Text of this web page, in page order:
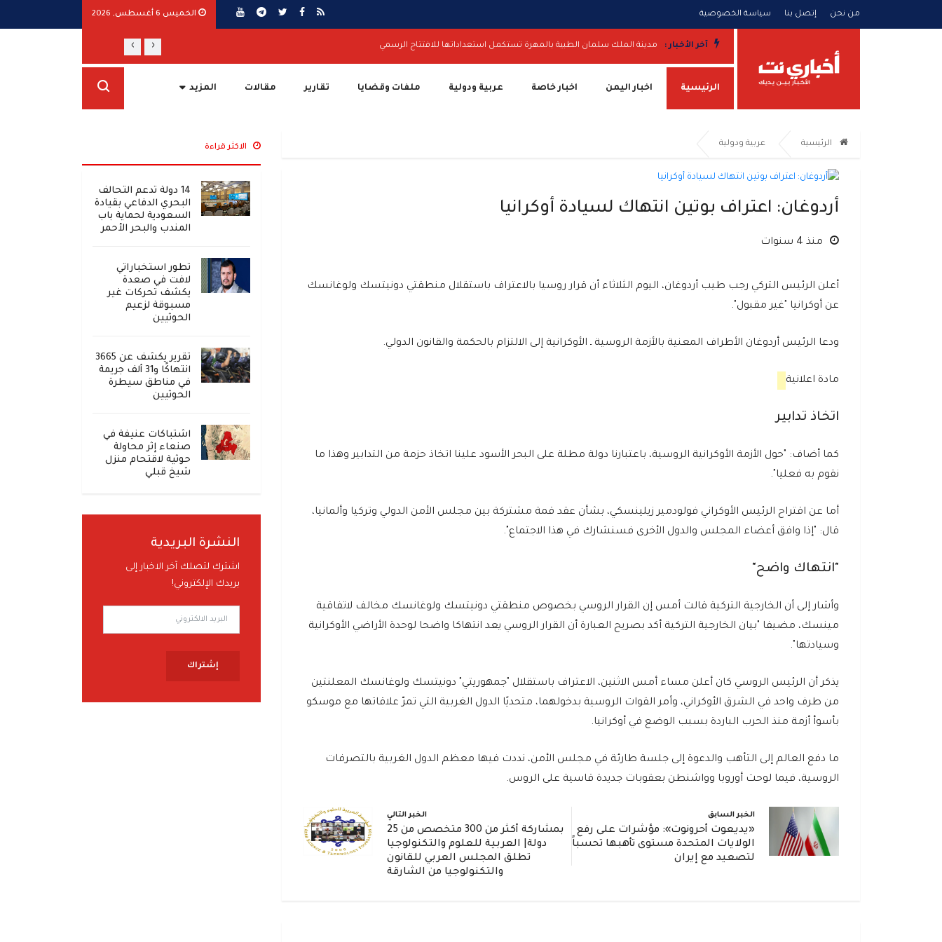
من نحن إتصل بنا سياسة الخصوصية الخميس 6 أغسطس, 2026
آخر الأخبار : مدينة الملك سلمان الطبية بالمهرة تستكمل استعداداتها للافتتاح الرسمي أمريكا: دعم اليمن ومواجهة "إرهاب"
‹
›
الرئيسية اخبار اليمن اخبار خاصة عربية ودولية ملفات وقضايا تقارير مقالات المزيد
الرئيسية عربية ودولية
أردوغان: اعتراف بوتين انتهاك لسيادة أوكرانيا
منذ 4 سنوات
أعلن الرئيس التركي رجب طيب أردوغان، اليوم الثلاثاء أن قرار روسيا بالاعتراف باستقلال منطقتي دونيتسك ولوغانسك
عن أوكرانيا "غير مقبول".
ودعا الرئيس أردوغان الأطراف المعنية بالأزمة الروسية ـ الأوكرانية إلى الالتزام بالحكمة والقانون الدولي.
مادة اعلانية
اتخاذ تدابير
كما أضاف: "حول الأزمة الأوكرانية الروسية، باعتبارنا دولة مطلة على البحر الأسود علينا اتخاذ حزمة من التدابير وهذا ما
نقوم به فعليا".
أما عن اقتراح الرئيس الأوكراني فولودمير زيلينسكي، بشأن عقد قمة مشتركة بين مجلس الأمن الدولي وتركيا وألمانيا،
قال: "إذا وافق أعضاء المجلس والدول الأخرى فسنشارك في هذا الاجتماع".
"انتهاك واضح"
وأشار إلى أن الخارجية التركية قالت أمس إن القرار الروسي بخصوص منطقتي دونيتسك ولوغانسك مخالف لاتفاقية
مينسك، مضيفا "بيان الخارجية التركية أكد بصريح العبارة أن القرار الروسي يعد انتهاكا واضحا لوحدة الأراضي الأوكرانية
وسيادتها".
يذكر أن الرئيس الروسي كان أعلن مساء أمس الاثنين، الاعتراف باستقلال "جمهوريتي" دونيتسك ولوغانسك المعلنتين
من طرف واحد في الشرق الأوكراني، وأمر القوات الروسية بدخولهما، متحديًا الدول الغربية التي تمرّ علاقاتها مع موسكو
بأسوأ أزمة منذ الحرب الباردة بسبب الوضع في أوكرانيا.
ما دفع العالم إلى التأهب والدعوة إلى جلسة طارئة في مجلس الأمن، نددت فيها معظم الدول الغربية بالتصرفات
الروسية، فيما لوحت أوروبا وواشنطن بعقوبات جديدة قاسية على الروس.
الخبر السابق
«يديعوت أحرونوت»: مؤشرات على رفع
الولايات المتحدة مستوى تأهبها تحسباً
لتصعيد مع إيران
الخبر التالي
بمشاركة أكثر من 300 متخصص من 25
دولة| العربية للعلوم والتكنولوجيا
تطلق المجلس العربي للقانون
والتكنولوجيا من الشارقة
الاكثر قراءة
14 دولة تدعم التحالف
البحري الدفاعي بقيادة
السعودية لحماية باب
المندب والبحر الأحمر
تطور استخباراتي
لافت في صعدة
يكشف تحركات غير
مسبوقة لزعيم
الحوثيين
تقرير يكشف عن 3665
انتهاكًا و31 ألف جريمة
في مناطق سيطرة
الحوثيين
اشتباكات عنيفة في
صنعاء إثر محاولة
حوثية لاقتحام منزل
شيخ قبلي
النشرة البريدية
اشترك لتصلك آخر الاخبار إلى
بريدك الإلكتروني!
إشتراك